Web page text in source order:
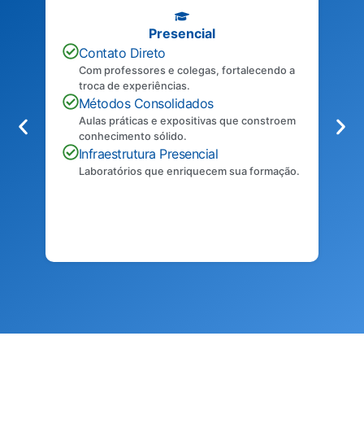
Presencial
Contato Direto
Com professores e colegas, fortalecendo a
troca de experiências.
Métodos Consolidados
Aulas práticas e expositivas que constroem
conhecimento sólido.
Infraestrutura Presencial
Laboratórios que enriquecem sua formação.